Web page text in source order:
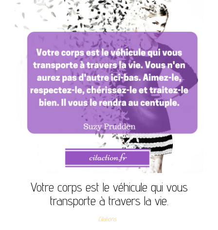
Votre corps est le véhicule qui vous
transporte à travers la vie.
Citations